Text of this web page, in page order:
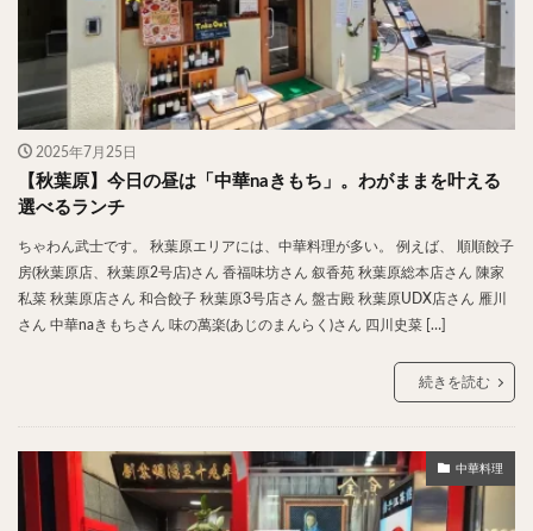
2025年7月25日
【秋葉原】今日の昼は「中華naきもち」。わがままを叶える
選べるランチ
ちゃわん武士です。 秋葉原エリアには、中華料理が多い。 例えば、 順順餃子
房(秋葉原店、秋葉原2号店)さん 香福味坊さん 叙香苑 秋葉原総本店さん 陳家
私菜 秋葉原店さん 和合餃子 秋葉原3号店さん 盤古殿 秋葉原UDX店さん 雁川
さん 中華naきもちさん 味の萬楽(あじのまんらく)さん 四川史菜 […]
続きを読む
中華料理
ちゃんぽん パッタイ ジャージャー麺
オムライス エビフライ アジフライ
カキフライ ラザニア ガレット 肉 焼肉
ホルモン ラム肉 ステーキ ハンバーグ
しゃぶしゃぶ
牛かつ とんかつ 味噌かつ トンテキ
焼きとん
牛タン くじら 餃子 魚 さんま
牡蠣 かつお節 ふかひれ 定食 米
丼物 海鮮丼 天丼 かつ丼 親子丼
えびめし
中華粥
チキンライス 肉骨茶 魯肉飯 麻婆豆腐
スンドゥブ サムゲタン コムタン
ソルロンタン ダルバート ビリヤニ ミールス